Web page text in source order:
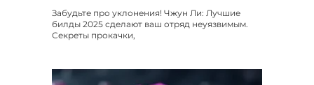
Забудьте про уклонения! Чжун Ли: Лучшие
билды 2025 сделают ваш отряд неуязвимым.
Секреты прокачки,